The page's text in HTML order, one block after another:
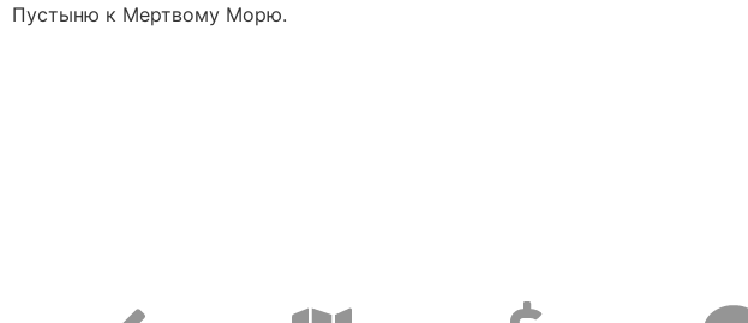
Пустыню к Мертвому Морю.